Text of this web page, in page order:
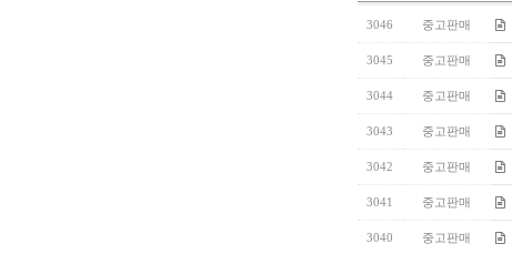
3046 중고판매
3045 중고판매
3044 중고판매
3043 중고판매
3042 중고판매
3041 중고판매
3040 중고판매